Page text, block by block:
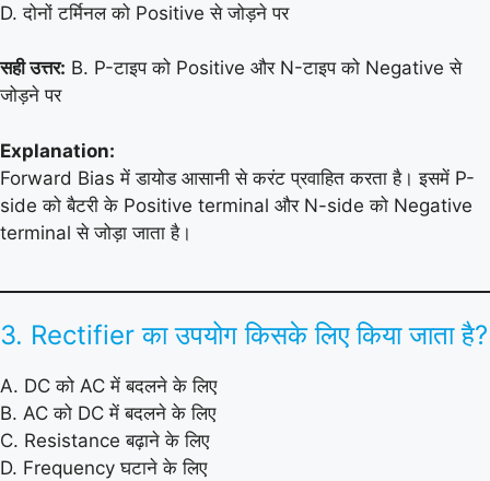
D. दोनों टर्मिनल को Positive से जोड़ने पर
सही उत्तर: B. P-टाइप को Positive और N-टाइप को Negative से
जोड़ने पर
Explanation:
Forward Bias में डायोड आसानी से करंट प्रवाहित करता है। इसमें P-
side को बैटरी के Positive terminal और N-side को Negative
terminal से जोड़ा जाता है।
3. Rectifier का उपयोग किसके लिए किया जाता है?
A. DC को AC में बदलने के लिए
B. AC को DC में बदलने के लिए
C. Resistance बढ़ाने के लिए
D. Frequency घटाने के लिए